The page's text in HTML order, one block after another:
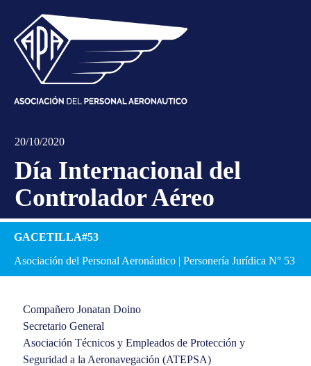
20/10/2020
Día Internacional del
Controlador Aéreo
GACETILLA#53
Asociación del Personal Aeronáutico | Personería Jurídica N° 53
Compañero Jonatan Doino
Secretario General
Asociación Técnicos y Empleados de Protección y
Seguridad a la Aeronavegación (ATEPSA)